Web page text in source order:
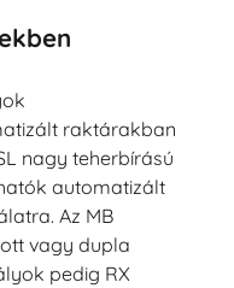
raktárakban
nagy teherbírású
automatizált
Az MB
vagy dupla
pedig RX